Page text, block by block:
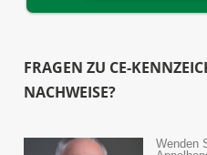
FRAGEN ZU CE-
NACHWEISE?
Wenden